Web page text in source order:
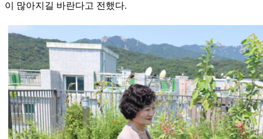
이 많아지길 바란다고 전했다.